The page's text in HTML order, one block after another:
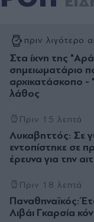
πριν λιγότερο
Στα ίχνη της
σημειωματάριο
αρχικατάσκοπο -
λάθος
Πριν 15 λεπτά
Λυκαβηττός: Σε
εντοπίστηκε σε
έρευνα για την
Πριν 18 λεπτά
Παναθηναϊκός:
Λιβάι Γκαρσία